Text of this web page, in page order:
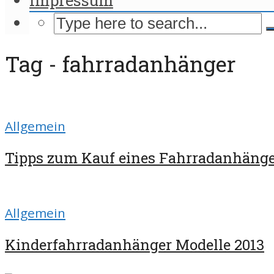
Tag - fahrradanhänger
Allgemein
Tipps zum Kauf eines
Allgemein
Kinderfahrradanhänger Modelle 2013